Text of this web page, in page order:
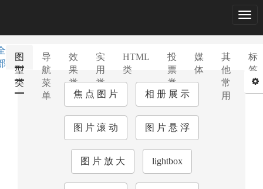
图
型
类
导
航
菜
单
效
果
类
实
用
类
HTML
类
投
票
类
媒
体
其
他
常
用
标
签
库
焦 点 图 片
相 册 展 示
图 片 滚 动 图 片 悬 浮
图 片 放 大 lightbox